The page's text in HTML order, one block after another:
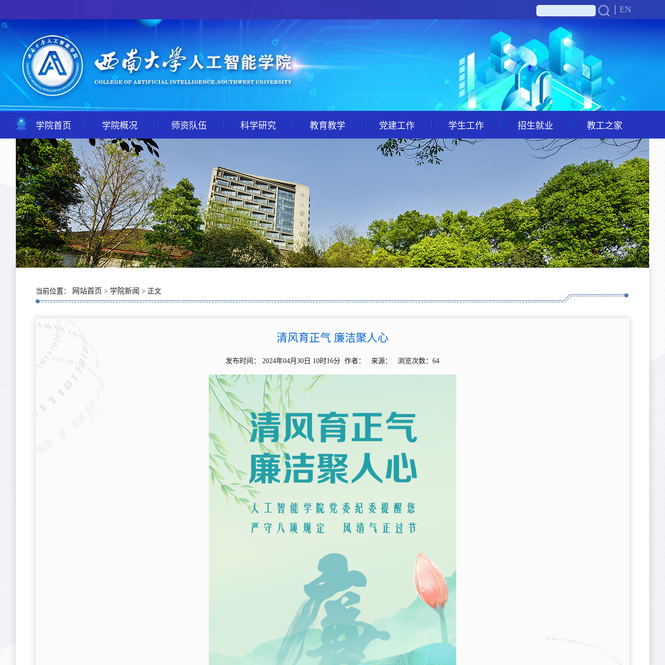
EN
学院首页 学院概况 师资队伍 科学研究 教育教学 党建工作 学生工作 招生就业 教工之家
当前位置： 网站首页 > 学院新闻 > 正文
清风育正气 廉洁聚人心
发布时间： 2024年04月30日 10时16分 作者： 来源： 浏览次数： 64